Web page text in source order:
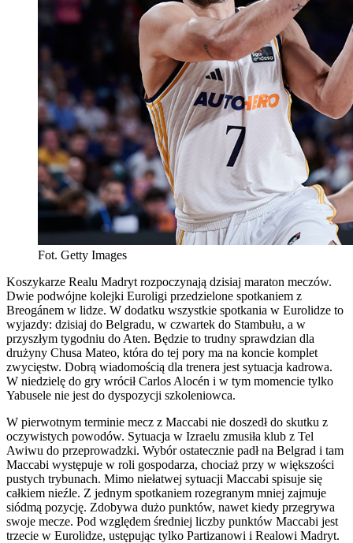
Fot. Getty Images
Koszykarze Realu Madryt rozpoczynają dzisiaj maraton meczów.
Dwie podwójne kolejki Euroligi przedzielone spotkaniem z
Breogánem w lidze. W dodatku wszystkie spotkania w Eurolidze to
wyjazdy: dzisiaj do Belgradu, w czwartek do Stambułu, a w
przyszłym tygodniu do Aten. Będzie to trudny sprawdzian dla
drużyny Chusa Mateo, która do tej pory ma na koncie komplet
zwycięstw. Dobrą wiadomością dla trenera jest sytuacja kadrowa.
W niedzielę do gry wrócił Carlos Alocén i w tym momencie tylko
Yabusele nie jest do dyspozycji szkoleniowca.
W pierwotnym terminie mecz z Maccabi nie doszedł do skutku z
oczywistych powodów. Sytuacja w Izraelu zmusiła klub z Tel
Awiwu do przeprowadzki. Wybór ostatecznie padł na Belgrad i tam
Maccabi występuje w roli gospodarza, chociaż przy w większości
pustych trybunach. Mimo niełatwej sytuacji Maccabi spisuje się
całkiem nieźle. Z jednym spotkaniem rozegranym mniej zajmuje
siódmą pozycję. Zdobywa dużo punktów, nawet kiedy przegrywa
swoje mecze. Pod względem średniej liczby punktów Maccabi jest
trzecie w Eurolidze, ustępując tylko Partizanowi i Realowi Madryt.